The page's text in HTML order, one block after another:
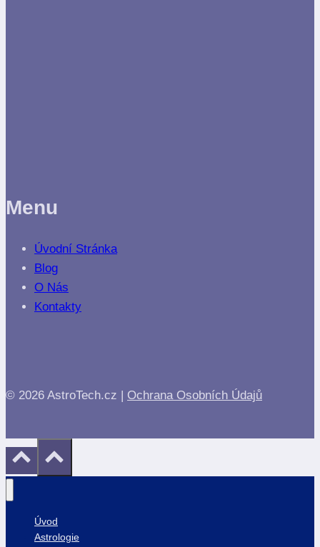
Menu
Úvodní Stránka
Blog
O Nás
Kontakty
© 2026 AstroTech.cz | Ochrana Osobních Údajů
Úvod
Astrologie